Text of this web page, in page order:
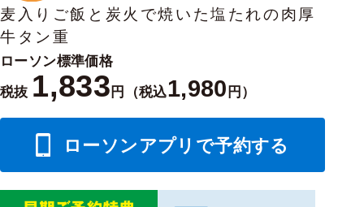
麦入りご飯と炭火で焼いた塩たれの肉厚
牛タン重
ローソン標準価格
税抜 1,833円（税込1,980円）
ローソンアプリで予約する